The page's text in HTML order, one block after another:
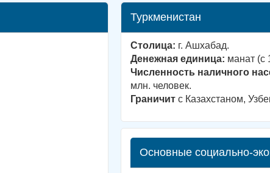
Туркменистан
Столица: г. Ашхабад.
Денежная единица: манат (с
Численность наличного
млн. человек.
Граничитс Казахстаном,
Основные социально-